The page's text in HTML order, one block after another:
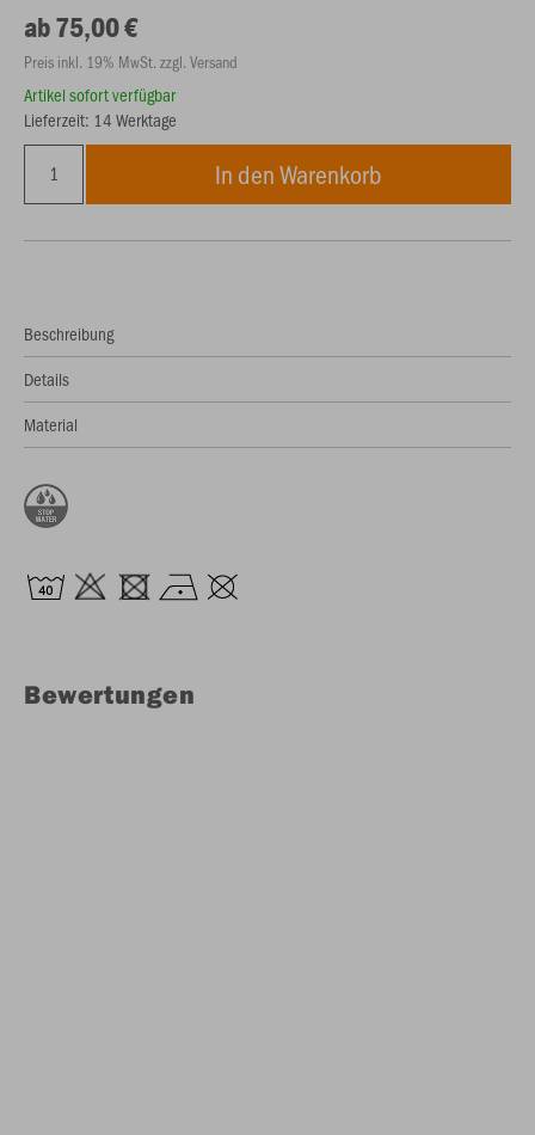
ab 75,00 €
Preis inkl. 19% MwSt. zzgl. Versand
Artikel sofort verfügbar
Lieferzeit: 14 Werktage
In den Warenkorb
Beschreibung
Details
Material
Bewertungen